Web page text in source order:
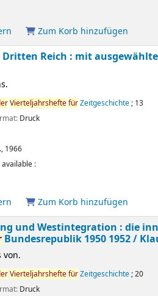
Zum Korb hinzufügen
Reich : mit
VierteljahrsheftefürZeitgeschichte; 13
Druck
1966
:
Zum Korb hinzufügen
und Westintegration : die
Bundesrepublik 1950 1952 /
von.
VierteljahrsheftefürZeitgeschichte; 20
Druck